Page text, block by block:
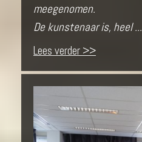
meegenomen.
De kunstenaar is, heel ...
Lees verder >>